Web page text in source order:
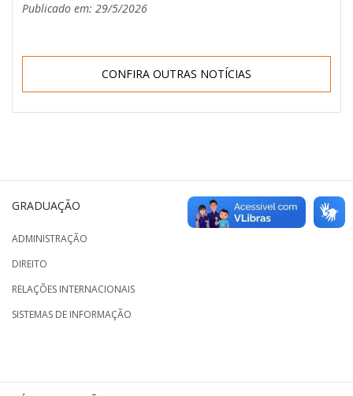
Publicado em: 29/5/2026
CONFIRA OUTRAS NOTÍCIAS
GRADUAÇÃO
ADMINISTRAÇÃO
DIREITO
RELAÇÕES INTERNACIONAIS
SISTEMAS DE INFORMAÇÃO